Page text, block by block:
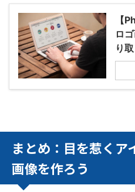
【
ロ
り
まとめ：目を惹くア
画像を作ろう